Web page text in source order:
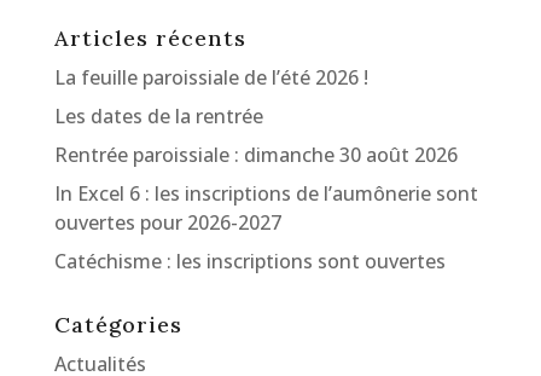
Articles récents
La feuille paroissiale de l’été 2026 !
Les dates de la rentrée
Rentrée paroissiale : dimanche 30 août 2026
In Excel 6 : les inscriptions de l’aumônerie sont
ouvertes pour 2026-2027
Catéchisme : les inscriptions sont ouvertes
Catégories
Actualités